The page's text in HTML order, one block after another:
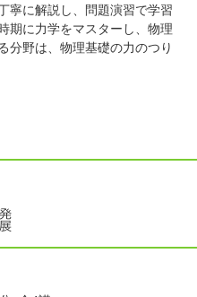
寧に解説し、問題演習で学習
期に力学をマスターし、物理
分野は、物理基礎の力のつり